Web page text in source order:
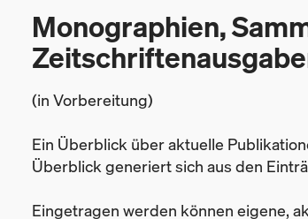
Monographien,
(in Vorbereitung)
Ein Überblick über aktuelle
Überblick generiert sich aus den
Eingetragen werden können eigene,